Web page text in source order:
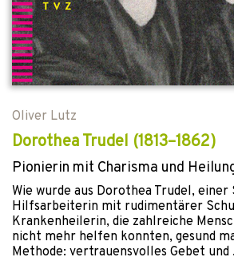
Oliver Lutz
Dorothea Trudel (1813–1862)
Pionierin mit Charisma und
Wie wurde aus Dorothea Trudel, einer
Hilfsarbeiterin mit rudimentärer
Krankenheilerin, die zahlreiche
nicht mehr helfen konnten, gesund
Methode: vertrauensvolles Gebet und